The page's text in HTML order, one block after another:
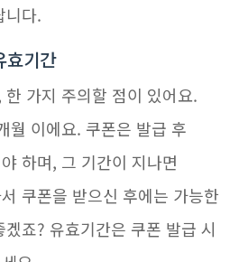
니다.
효기간
가지 주의할 점이 있어요.
월 이에요. 쿠폰은 발급 후
하며, 그 기간이 지나면
쿠폰을 받으신 후에는 가능한
죠? 유효기간은 쿠폰 발급 시